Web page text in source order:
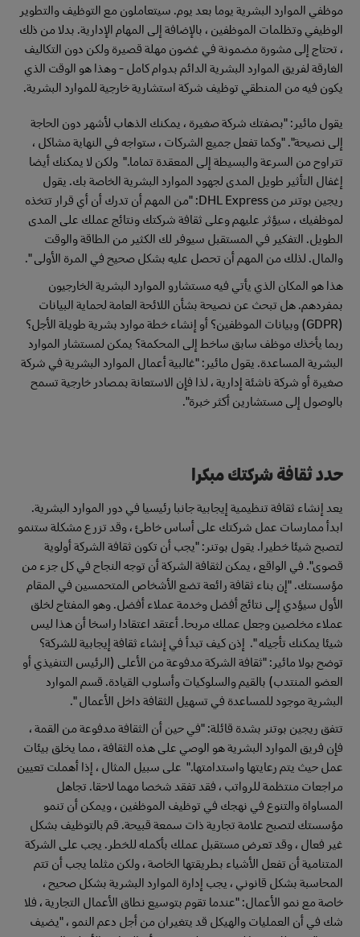
موظفي الموارد البشرية يوما بعد يوم. سيتعاملون مع التوظيف والتطوير
الوظيفي وتظلمات الموظفين ، بالإضافة إلى المهام الإدارية. بدلا من ذلك
، تحتاج إلى مشورة مضمونة في غضون مهلة قصيرة ولكن دون التكاليف
الغارقة لفريق الموارد البشرية الدائم بدوام كامل - وهذا هو الوقت الذي
يكون فيه من المنطقي توظيف شركة استشارية خارجية للموارد البشرية.
يقول مائير: "بصفتك شركة صغيرة ، يمكنك الذهاب لأشهر دون الحاجة
إلى نصيحة". "وكما تفعل جميع الشركات ، ستواجه في النهاية مشاكل ،
تتراوح من السرعة والبسيطة إلى المعقدة تماما." ولكن لا يمكنك أيضا
إغفال التأثير طويل المدى لجهود الموارد البشرية الخاصة بك. يقول
ريجين بوتنر من DHL Express: "من المهم أن تدرك أن أي قرار تتخذه
لموظفيك ، سيؤثر عليهم وعلى ثقافة شركتك ونتائج عملك على المدى
الطويل. التفكير في المستقبل سيوفر لك الكثير من الطاقة والوقت
والمال. لذلك من المهم أن تحصل عليه بشكل صحيح في المرة الأولى ".
هذا هو المكان الذي يأتي فيه مستشارو الموارد البشرية الخارجيون
بمفردهم. هل تبحث عن نصيحة بشأن اللائحة العامة لحماية البيانات
(GDPR) وبيانات الموظفين؟ أو إنشاء خطة موارد بشرية طويلة الأجل؟
ربما يأخذك موظف سابق ساخط إلى المحكمة؟ يمكن لمستشار الموارد
البشرية المساعدة. يقول مائير: "غالبية أعمال الموارد البشرية في شركة
صغيرة أو شركة ناشئة إدارية ، لذا فإن الاستعانة بمصادر خارجية تسمح
بالوصول إلى مستشارين أكثر خبرة".
حدد ثقافة شركتك مبكرا
يعد إنشاء ثقافة تنظيمية إيجابية جانبا رئيسيا في دور الموارد البشرية.
ابدأ ممارسات عمل شركتك على أساس خاطئ ، وقد تزرع مشكلة ستنمو
لتصبح شيئا خطيرا. يقول بوتنر: "يجب أن تكون ثقافة الشركة أولوية
قصوى". في الواقع ، يمكن لثقافة الشركة أن توجه النجاح في كل جزء من
مؤسستك. "إن بناء ثقافة رائعة تضع الأشخاص المتحمسين في المقام
الأول سيؤدي إلى نتائج أفضل وخدمة عملاء أفضل. وهو المفتاح لخلق
عملاء مخلصين وجعل عملك مربحا. أعتقد اعتقادا راسخا أن هذا ليس
شيئا يمكنك تأجيله ". إذن كيف تبدأ في إنشاء ثقافة إيجابية للشركة؟
توضح بولا مائير: "ثقافة الشركة مدفوعة من الأعلى (الرئيس التنفيذي أو
العضو المنتدب) بالقيم والسلوكيات وأسلوب القيادة. قسم الموارد
البشرية موجود للمساعدة في تسهيل الثقافة داخل الأعمال ".
تتفق ريجين بوتنر بشدة قائلة: "في حين أن الثقافة مدفوعة من القمة ،
فإن فريق الموارد البشرية هو الوصي على هذه الثقافة ، مما يخلق بيئات
عمل حيث يتم رعايتها واستدامتها." على سبيل المثال ، إذا أهملت تعيين
مراجعات منتظمة للرواتب ، فقد تفقد شخصا مهما لاحقا. تجاهل
المساواة والتنوع في نهجك في توظيف الموظفين ، ويمكن أن تنمو
مؤسستك لتصبح علامة تجارية ذات سمعة قبيحة. قم بالتوظيف بشكل
غير فعال ، وقد تعرض مستقبل عملك بأكمله للخطر. يجب على الشركة
المتنامية أن تفعل الأشياء بطريقتها الخاصة ، ولكن مثلما يجب أن تتم
المحاسبة بشكل قانوني ، يجب إدارة الموارد البشرية بشكل صحيح ،
خاصة مع نمو الأعمال: "عندما تقوم بتوسيع نطاق الأعمال التجارية ، فلا
شك في أن العمليات والهيكل قد يتغيران من أجل دعم النمو ، "يضيف